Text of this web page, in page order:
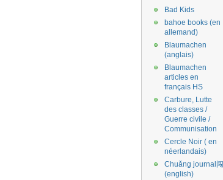
Bad Kids
bahoe books (en
allemand)
Blaumachen
(anglais)
Blaumachen
articles en
français HS
Carbure, Lutte
des classes /
Guerre civile /
Communisation
Cercle Noir ( en
néerlandais)
Chuǎng journal闯
(english)